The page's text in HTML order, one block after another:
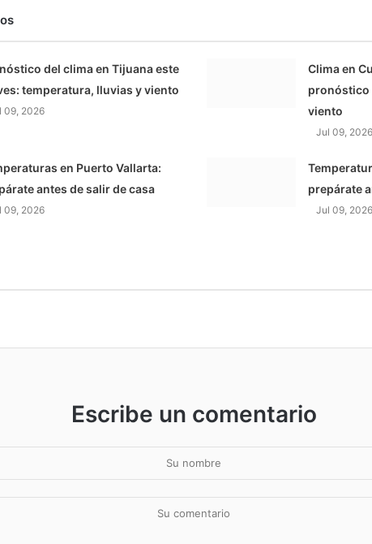
del clima en Tijuana este
temperatura, lluvias y viento
09, 2026
Clima en
pronóstico
viento
Jul 09, 2026
en Puerto Vallarta:
antes de salir de casa
09, 2026
prepárate
Jul 09, 2026
Escribe un comentario